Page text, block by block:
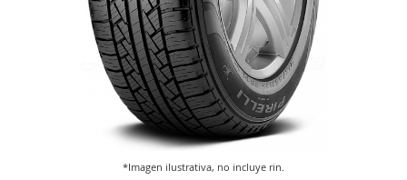
*Imagen ilustrativa, no incluye rin.